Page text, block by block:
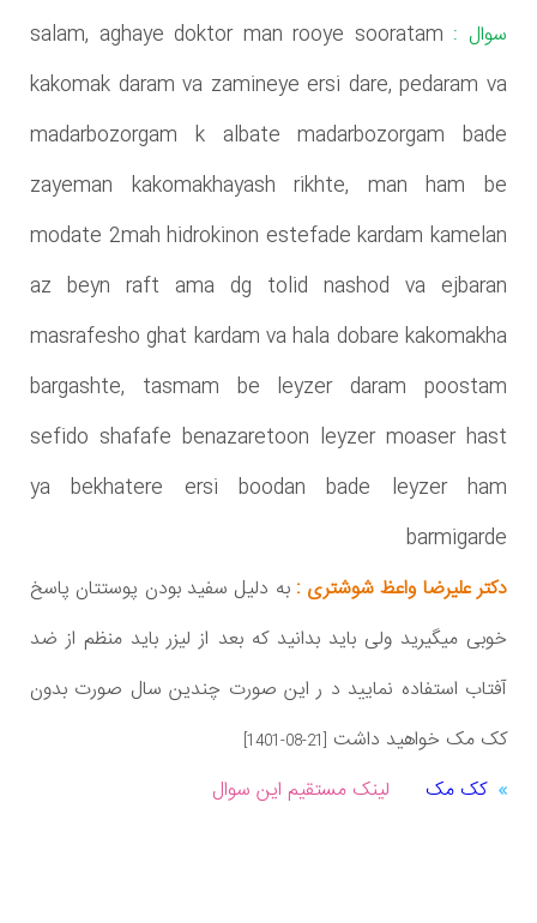
سوال : salam, aghaye doktor man rooye sooratam
kakomak daram va zamineye ersi dare, pedaram va
madarbozorgam k albate madarbozorgam bade
zayeman kakomakhayash rikhte, man ham be
modate 2mah hidrokinon estefade kardam kamelan
az beyn raft ama dg tolid nashod va ejbaran
masrafesho ghat kardam va hala dobare kakomakha
bargashte, tasmam be leyzer daram poostam
sefido shafafe benazaretoon leyzer moaser hast
ya bekhatere ersi boodan bade leyzer ham
barmigarde
دکتر علیرضا واعظ شوشتری :به دلیل سفید بودن پوستتان پاسخ
خوبی میگیرید ولی باید بدانید که بعد از لیزر باید منظم از ضد
آفتاب استفاده نمایید د ر این صورت چندین سال صورت بدون
کک مک خواهید داشت [1401-08-21]
کک مک لینک مستقیم این سوال